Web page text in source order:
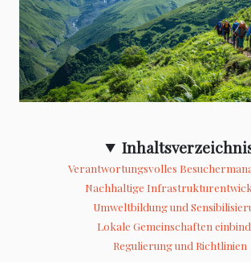
Verantwortungsvolles
Nachhaltige
Umweltbildung und
Lokale Gemeinschaften
Regulierung und Richtlinien